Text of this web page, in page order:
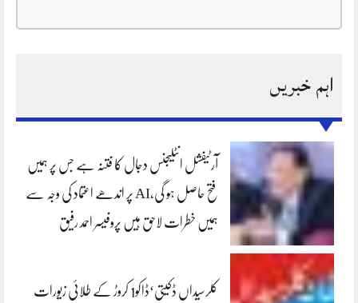
اہم خبریں
آرٹیفشل انٹلیجنس دجال کا فتنہ ہے جس پر ہمیں
فتح حاصل ہو گی،AI پر اندھے اعتماد کی وجہ سے
ہمیں خطرات لاحق ہیں پروفیسر احمد رفیق
کلرسیداں ڈکیتی‘ڈاکو1 کروڑ کے طلائی زیورات